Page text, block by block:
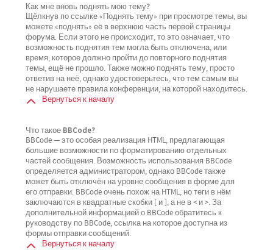
Как мне вновь поднять мою тему?
Щёлкнув по ссылке «Поднять тему» при просмотре темы, вы
можете «поднять» её в верхнюю часть первой страницы
форума. Если этого не происходит, то это означает, что
возможность поднятия тем могла быть отключена, или
время, которое должно пройти до повторного поднятия
темы, ещё не прошло. Также можно поднять тему, просто
ответив на неё, однако удостоверьтесь, что тем самым вы
не нарушаете правила конференции, на которой находитесь.
Вернуться к началу
Что такое BBCode?
BBCode — это особая реализация HTML, предлагающая
большие возможности по форматированию отдельных
частей сообщения. Возможность использования BBCode
определяется администратором, однако BBCode также
может быть отключён на уровне сообщения в форме для
его отправки. BBCode очень похож на HTML, но теги в нём
заключаются в квадратные скобки [ и ], а не в < и >. За
дополнительной информацией о BBCode обратитесь к
руководству по BBCode, ссылка на которое доступна из
формы отправки сообщений.
Вернуться к началу